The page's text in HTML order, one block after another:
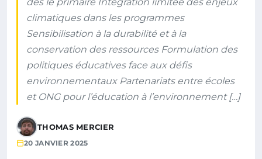
climatiques dans les programmes
Sensibilisation à la durabilité et à la
conservation des ressources Formulation des
politiques éducatives face aux défis
environnementaux Partenariats entre écoles
et ONG pour l’éducation à l’environnement […]
THOMAS MERCIER
20 JANVIER 2025